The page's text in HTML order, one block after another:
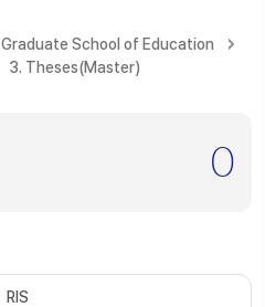
Graduate School of Education
3. Theses(Master)
0
RIS